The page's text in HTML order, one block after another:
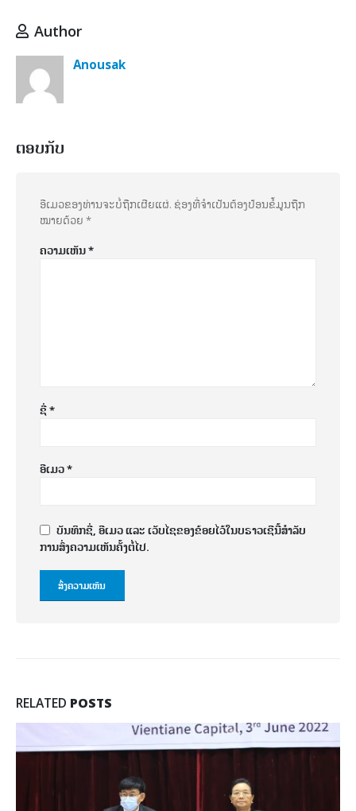
Author
Anousak
ຕອບກັບ
ອີເມວຂອງທ່ານຈະບໍ່ຖືກເຜີຍແຜ່. ຊ່ອງທີ່ຈຳເປັນຕ້ອງປ້ອນຂໍ້ມູນຖືກ
ໝາຍດ້ວຍ *
ຄວາມເຫັນ*
ຊື່*
ອີເມວ*
ບັນທຶກຊື່, ອີເມວ ແລະ ເວັບໄຊຂອງຂ້ອຍໄວ້ໃນບຣາວເຊີນີ້ສຳລັບ
ການສົ່ງຄວາມເຫັນຄັ້ງຕໍ່ໄປ.
RELATED POSTS